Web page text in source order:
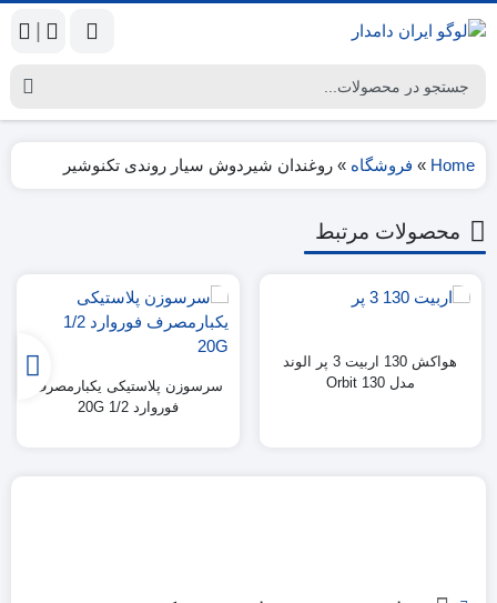
Home
» فروشگاه » روغندان شیردوش سیار روندی تکنوشیر
محصولات مرتبط
هواکش 130 اربیت 3 پر الوند
مدل Orbit 130
سرسوزن پلاستیکی یکبارمصرف
فوروارد 1/2 20G